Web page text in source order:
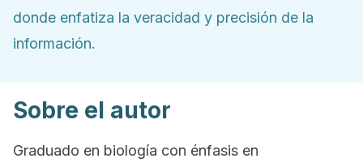
donde enfatiza la veracidad y precisión de la
información.
Sobre el autor
Graduado en biología con énfasis en